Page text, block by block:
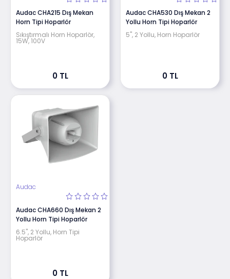
Audac CHA215 Dış Mekan
Horn Tipi Hoparlör
Sıkıştırmalı Horn Hoparlör,
15W, 100V
0 TL
Audac CHA530 Dış Mekan 2
Yollu Horn Tipi Hoparlör
5", 2 Yollu, Horn Hoparlör
0 TL
Audac
Audac CHA660 Dış Mekan 2
Yollu Horn Tipi Hoparlör
6.5", 2 Yollu, Horn Tipi
Hoparlör
0 TL